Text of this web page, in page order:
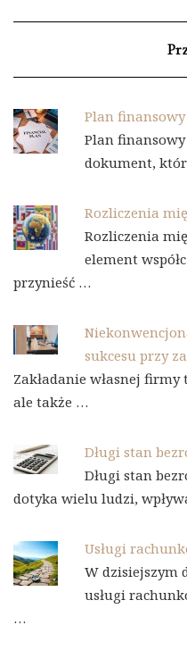
Plan
Plan
dokument,
Rozliczenia
Rozliczenia
element
przynieść …
sukcesu przy
Zakładanie własnej
ale także …
Długi stan
Długi stan
dotyka wielu ludzi,
Usługi
W dzisiejszym
usługi
…